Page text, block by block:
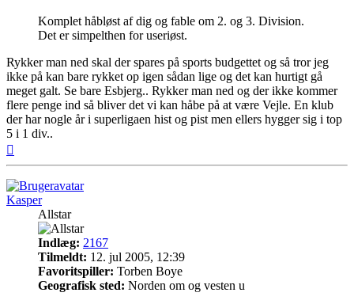
Komplet håbløst af dig og fable om 2. og 3. Division.
Det er simpelthen for useriøst.
Rykker man ned skal der spares på sports budgettet og så tror jeg
ikke på kan bare rykket op igen sådan lige og det kan hurtigt gå
meget galt. Se bare Esbjerg.. Rykker man ned og der ikke kommer
flere penge ind så bliver det vi kan håbe på at være Vejle. En klub
der har nogle år i superligaen hist og pist men ellers hygger sig i top
5 i 1 div..
Kasper
Allstar
Indlæg: 2167
Tilmeldt: 12. jul 2005, 12:39
Favoritspiller: Torben Boye
Geografisk sted: Norden om og vesten u